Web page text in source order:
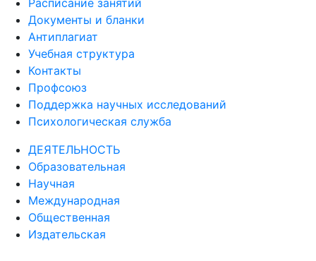
Расписание занятий
Документы и бланки
Антиплагиат
Учебная структура
Контакты
Профсоюз
Поддержка научных исследований
Психологическая служба
ДЕЯТЕЛЬНОСТЬ
Образовательная
Научная
Международная
Общественная
Издательская